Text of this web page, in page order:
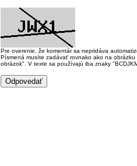
Pre overenie, že komentár sa nepridáva
Písmená musíte zadávať rovnako ako na
obrázok". V texte sa používajú iba znaky